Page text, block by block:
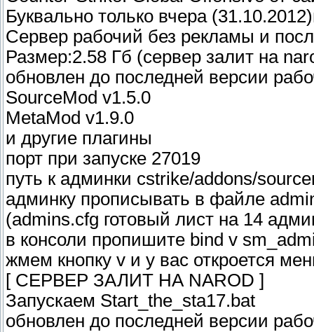
Буквально только вчера
Сервер рабочий без рекламы и
Размер:2.58 Гб (сервер залит на
обновлен до последней версии
SourceMod v1.5.0
MetaMod v1.9.0
и другие плагины
порт при запуске 27019
путь к админки cstrike/addons/
админку прописывать в файле
(admins.cfg готовый лист на 14
в консоли пропишите bind v
жмем кнопку v и у вас откроется
[ CЕРВЕР ЗАЛИТ НА NAROD ]
Запускаем Start_the_sta17.bat
обновлен до последней версии